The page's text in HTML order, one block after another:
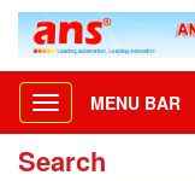
Toggle
navigation
MENU BAR
Search